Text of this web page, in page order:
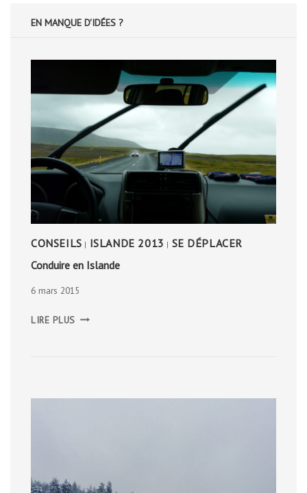
EN MANQUE D'IDÉES ?
CONSEILS | ISLANDE 2013 | SE DÉPLACER
Conduire en Islande
6 mars 2015
LIRE PLUS